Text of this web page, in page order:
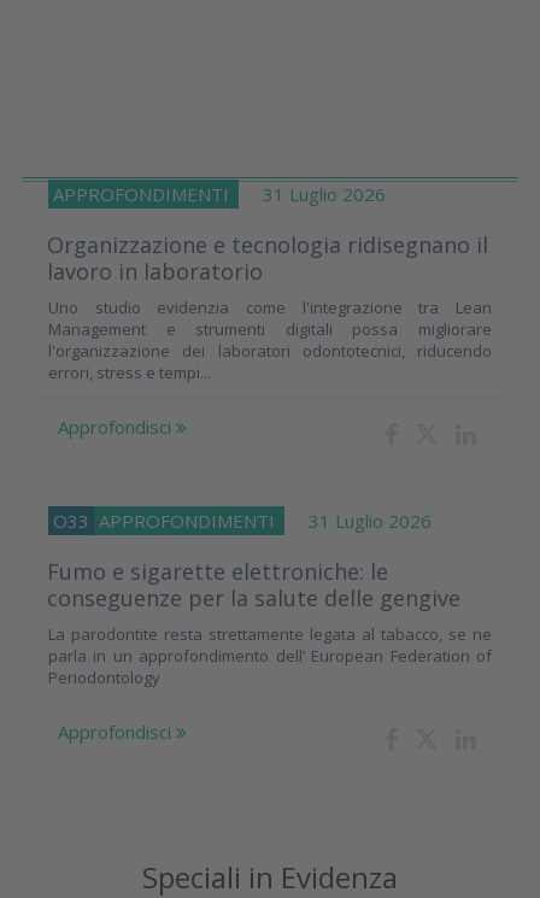
APPROFONDIMENTI 31 Luglio 2026
Organizzazione e tecnologia ridisegnano il
lavoro in laboratorio
Uno studio evidenzia come l'integrazione tra Lean
Management e strumenti digitali possa migliorare
l'organizzazione dei laboratori odontotecnici, riducendo
errori, stress e tempi...
Approfondisci
O33 APPROFONDIMENTI 31 Luglio 2026
Fumo e sigarette elettroniche: le
conseguenze per la salute delle gengive
La parodontite resta strettamente legata al tabacco, se ne
parla in un approfondimento dell’ European Federation of
Periodontology
Approfondisci
Speciali in Evidenza